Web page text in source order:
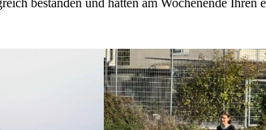
bestanden und hatten am Wochenende Ihren